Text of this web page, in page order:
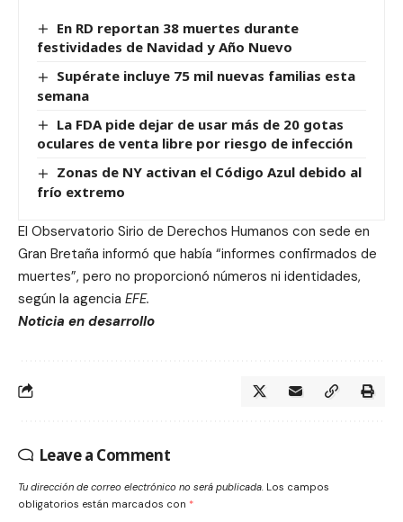
En RD reportan 38 muertes durante
festividades de Navidad y Año Nuevo
Supérate incluye 75 mil nuevas familias esta
semana
La FDA pide dejar de usar más de 20 gotas
oculares de venta libre por riesgo de infección
Zonas de NY activan el Código Azul debido al
frío extremo
El Observatorio Sirio de Derechos Humanos con sede en
Gran Bretaña informó que había “informes confirmados de
muertes”, pero no proporcionó números ni identidades,
según la agencia EFE.
Noticia en desarrollo
Leave a Comment
Tu dirección de correo electrónico no será publicada. Los campos
obligatorios están marcados con *